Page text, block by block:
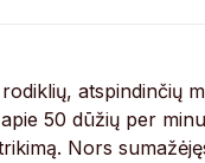
atspindinčių
50 dūžių per
Nors